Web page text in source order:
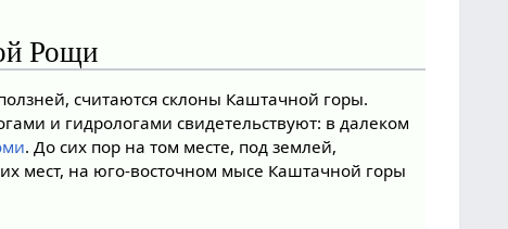
Рощи
считаются склоны Каштачной горы.
и гидрологами свидетельствуют: в далеком
. До сих пор на том месте, под землей,
мест, на юго-восточном мысе Каштачной горы